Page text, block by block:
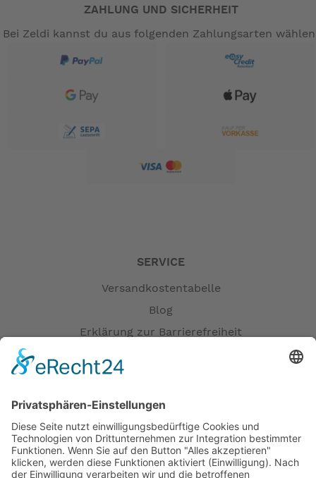
ZAHLUNG UND SICHERHEIT
Bei Zeldi kannst du aus folgenden Zahlungsarten
SERVICE
Versandkostentabelle
Blog
Erklärung zur Barrierefreiheit
Öffnungszeiten
Verfügbarkeit